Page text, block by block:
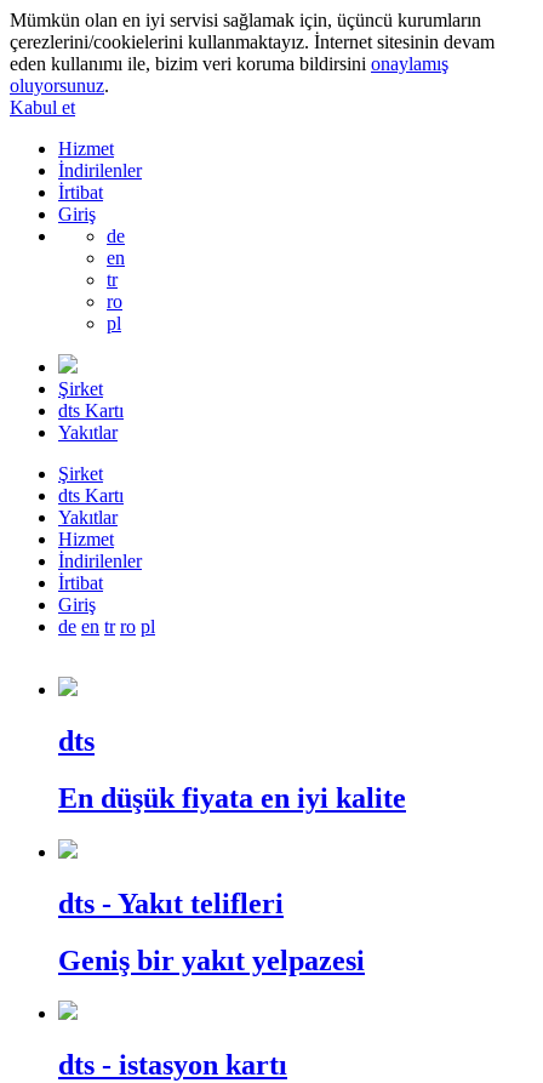
Mümkün olan en iyi servisi sağlamak için, üçüncü kurumların
çerezlerini/cookielerini kullanmaktayız. İnternet sitesinin devam
eden kullanımı ile, bizim veri koruma bildirsini onaylamış
oluyorsunuz.
Kabul et
Hizmet
İndirilenler
İrtibat
Giriş
de
en
tr
ro
pl
Şirket
dts Kartı
Yakıtlar
Şirket
dts Kartı
Yakıtlar
Hizmet
İndirilenler
İrtibat
Giriş
de en tr ro pl
dts
En düşük fiyata en iyi kalite
dts - Yakıt telifleri
Geniş bir yakıt yelpazesi
dts - istasyon kartı